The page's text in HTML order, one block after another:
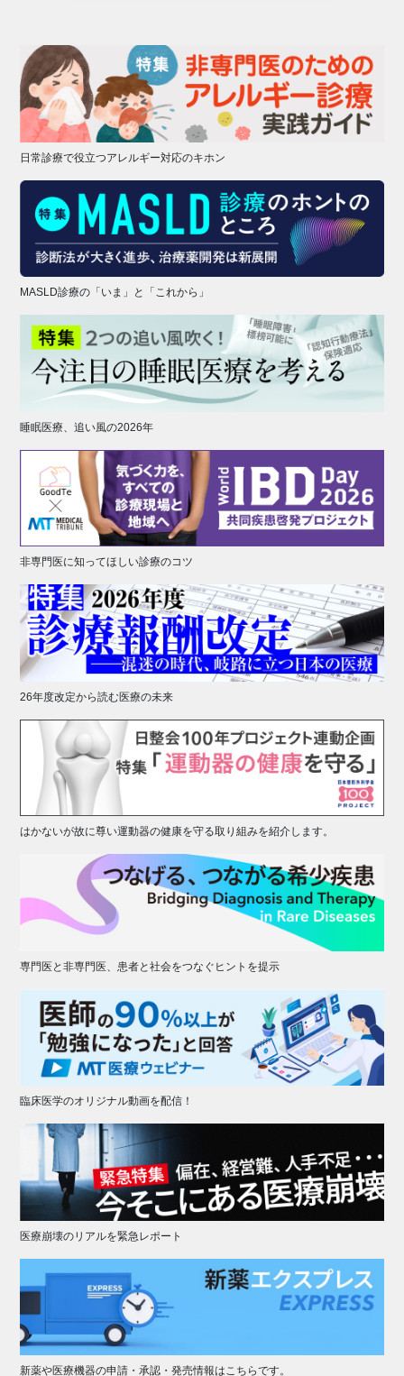
日常診療で役立つアレルギー対応のキホン
MASLD診療の「いま」と「これから」
睡眠医療、追い風の2026年
非専門医に知ってほしい診療のコツ
26年度改定から読む医療の未来
はかないが故に尊い運動器の健康を守る取り組みを紹介します。
専門医と非専門医、患者と社会をつなぐヒントを提示
臨床医学のオリジナル動画を配信！
医療崩壊のリアルを緊急レポート
新薬や医療機器の申請・承認・発売情報はこちらです。